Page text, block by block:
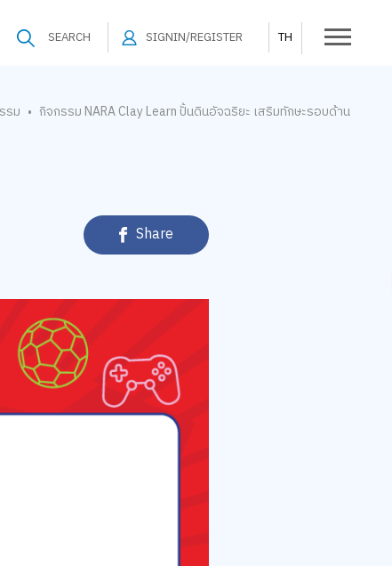
SEARCH SIGNIN/REGISTER TH
รม • กิจกรรม NARA Clay Learn ปั้นดินอัจฉริยะ เสริมทักษะรอบด้าน
Share